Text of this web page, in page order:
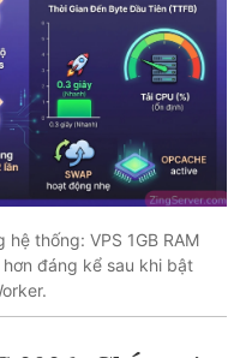
thống: VPS 1GB RAM
đáng kể sau khi bật